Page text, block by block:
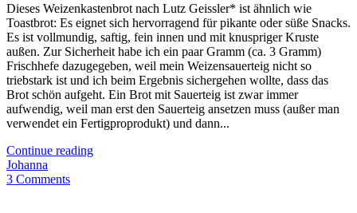
Dieses Weizenkastenbrot nach Lutz Geissler* ist ähnlich wie
Toastbrot: Es eignet sich hervorragend für pikante oder süße Snacks.
Es ist vollmundig, saftig, fein innen und mit knuspriger Kruste
außen. Zur Sicherheit habe ich ein paar Gramm (ca. 3 Gramm)
Frischhefe dazugegeben, weil mein Weizensauerteig nicht so
triebstark ist und ich beim Ergebnis sichergehen wollte, dass das
Brot schön aufgeht. Ein Brot mit Sauerteig ist zwar immer
aufwendig, weil man erst den Sauerteig ansetzen muss (außer man
verwendet ein Fertigproprodukt) und dann...
Continue reading
Johanna
3 Comments